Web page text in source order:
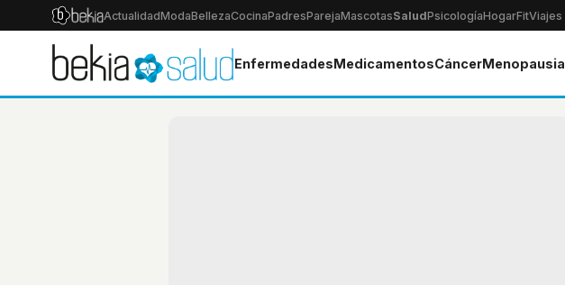
ActualidadModaBellezaCocinaPadresParejaMascotasSaludPsicologíaHogarFitViajes
EnfermedadesMedicamentosCáncerMenopausia